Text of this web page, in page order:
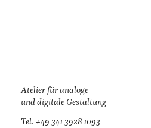
Atelier für analoge
und digitale Gestaltung
Tel. +49 341 3928 1093